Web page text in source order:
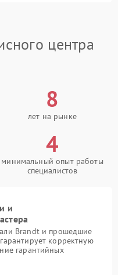
центра
8
лет на рынке
4
минимальный опыт работы
специалистов
и
Brandt и прошедшие
корректную
гарантийных